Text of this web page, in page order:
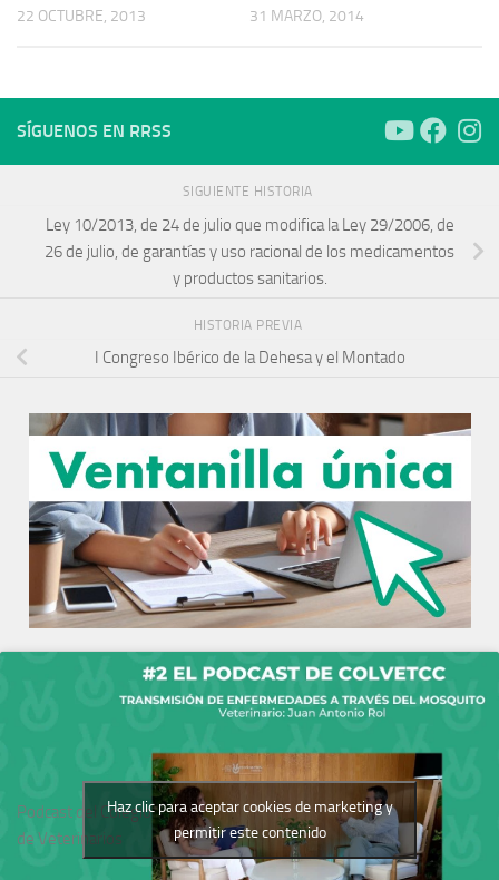
22 OCTUBRE, 2013 31 MARZO, 2014
SÍGUENOS EN RRSS
SIGUIENTE HISTORIA
Ley 10/2013, de 24 de julio que modifica la Ley 29/2006, de
26 de julio, de garantías y uso racional de los medicamentos
y productos sanitarios.
HISTORIA PREVIA
I Congreso Ibérico de la Dehesa y el Montado
Podcast del Colegio
de Veterinarios
Haz clic para aceptar cookies de marketing y
permitir este contenido